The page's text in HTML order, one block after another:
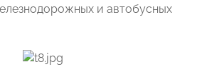
и автобусных